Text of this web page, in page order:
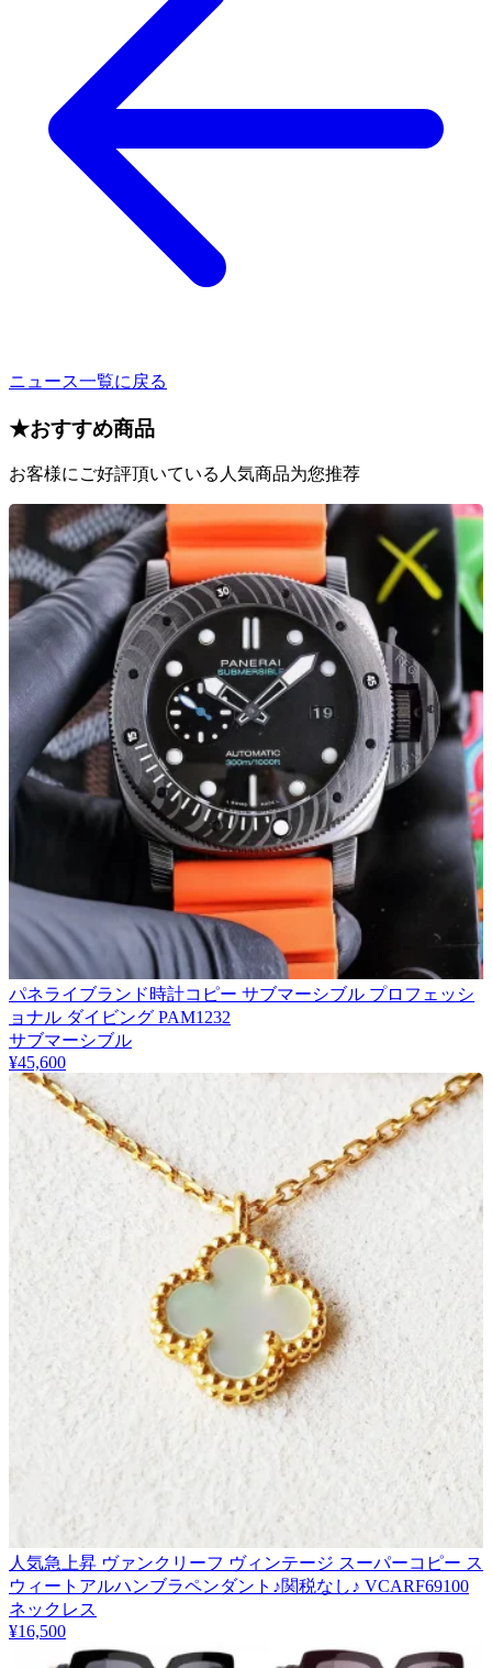
ニュース一覧に戻る
★おすすめ商品
お客様にご好評頂いている人気商品为您推荐
パネライブランド時計コピー サブマーシブル プロフェッシ
ョナル ダイビング PAM1232
サブマーシブル
¥45,600
人気急上昇 ヴァンクリーフ ヴィンテージ スーパーコピー ス
ウィートアルハンブラペンダント♪関税なし♪ VCARF69100
ネックレス
¥16,500